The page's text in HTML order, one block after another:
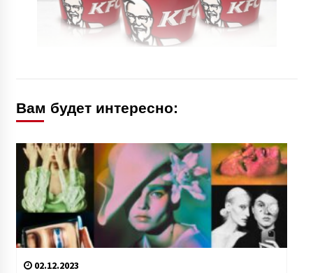
Вам будет интересно:
02.12.2023